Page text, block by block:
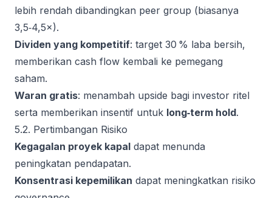
lebih rendah dibandingkan peer group (biasanya
3,5‑4,5×).
Dividen yang kompetitif: target 30 % laba bersih,
memberikan cash flow kembali ke pemegang
saham.
Waran gratis: menambah upside bagi investor ritel
serta memberikan insentif untuk long‑term hold.
5.2. Pertimbangan Risiko
Kegagalan proyek kapal dapat menunda
peningkatan pendapatan.
Konsentrasi kepemilikan dapat meningkatkan risiko